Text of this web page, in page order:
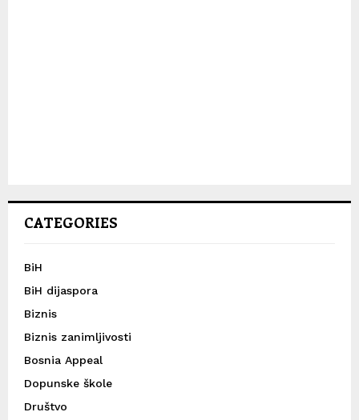
CATEGORIES
BiH
BiH dijaspora
Biznis
Biznis zanimljivosti
Bosnia Appeal
Dopunske škole
Društvo